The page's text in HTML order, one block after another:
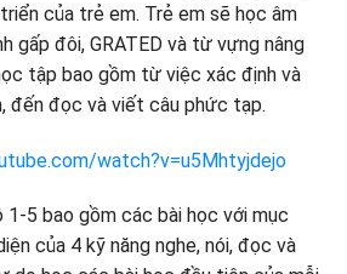
của trẻ em. Trẻ em sẽ học âm
gấp đôi, GRATED và từ vựng nâng
tập bao gồm từ việc xác định và
đến đọc và viết câu phức tạp.
watch?v=u5Mhtyjdejo
5 bao gồm các bài học với mục
của 4 kỹ năng nghe, nói, đọc và